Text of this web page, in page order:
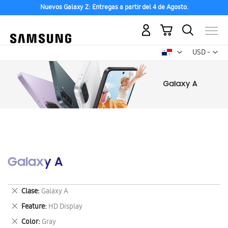
Nuevos Galaxy Z: Entregas a partir del 4 de Agosto.
USD -
dólar
Mi carrito
Galaxy A
Clase Galaxy A
Eliminar
este
artículo
Feature HD Display
Eliminar
este
Color Gray
Eliminar